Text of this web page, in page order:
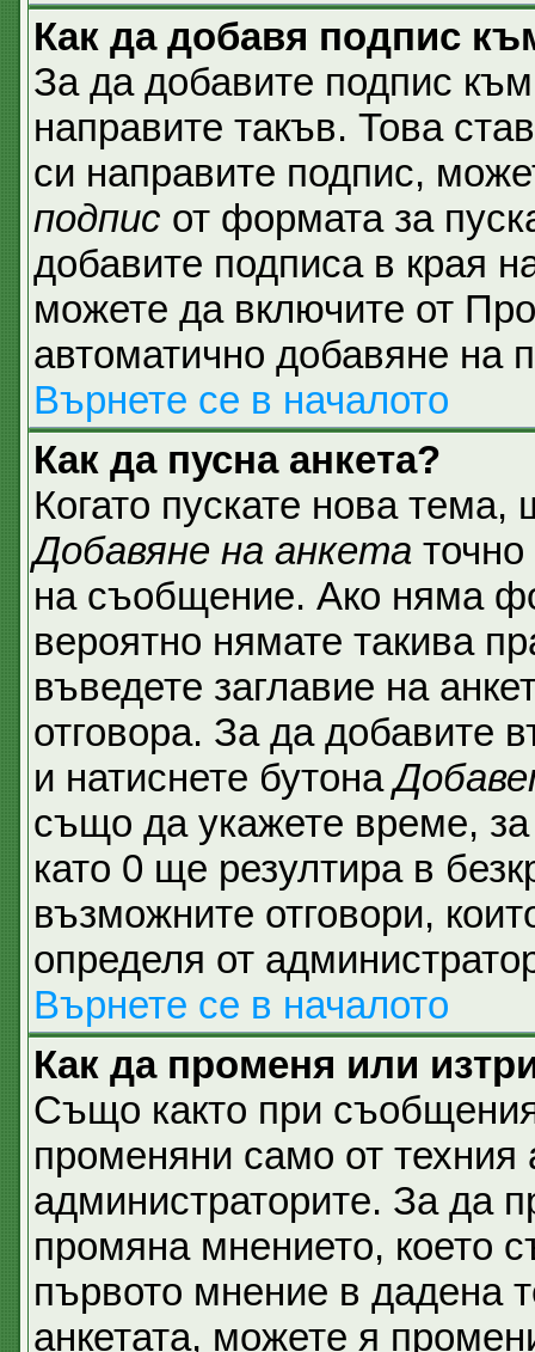
Как да добавя подпис
За да добавите подпис
направите такъв. Това
си направите подпис,
подпис от формата за
добавите подписа в края
можете да включите от
автоматично добавяне на
Върнете се в началото
Как да пусна анкета?
Когато пускате нова
Добавяне на анкета
на съобщение. Ако няма
вероятно нямате такива
въведете заглавие на
отговора. За да добавите
и натиснете бутона
също да укажете време, за
като 0 ще резултира в
възможните отговори,
определя от
Върнете се в началото
Как да променя или
Също както при
променяни само от техния
администраторите. За да
промяна мнението, което
първото мнение в дадена
анкетата, можете я